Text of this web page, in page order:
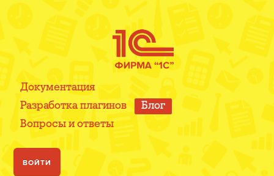
Документация
Разработка плагинов
Блог
Вопросы и ответы
ВОЙТИ